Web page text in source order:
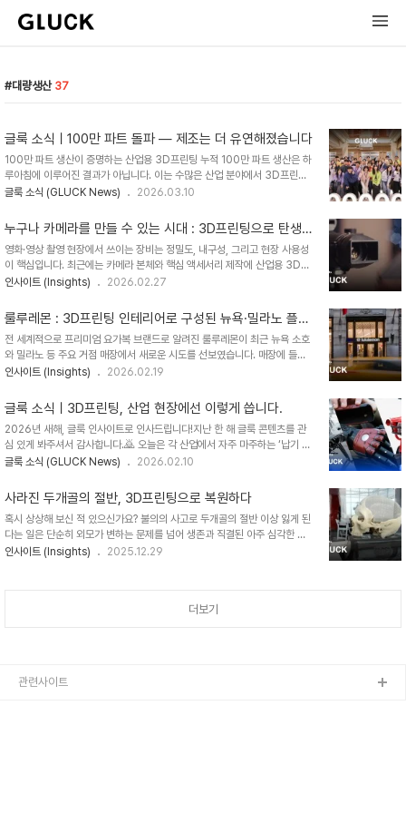
대량생산 37
글룩 소식ㅣ100만 파트 돌파 — 제조는 더 유연해졌습니다
100만 파트 생산이 증명하는 산업용 3D프린팅 누적 100만 파트 생산은 하
루아침에 이루어진 결과가 아닙니다. 이는 수많은 산업 분야에서 3D프린팅
의 품질, 납기, 비용 경쟁력을 인정받았다는 뜻입니다.[글룩(GLUCK) 누적
진 사용량: 84,000kg (84톤)※ 누적 생산 빌드: 약 13,000회이러한 누
적 수치는 단순한 생산량을 넘어, 글룩의 품질 안정성과 양산 역량을 직접적
으로 증명합니다.품질의 안정성100만 개의 파트를 생산하며 축적된 데이터
는 곧 품질을 보장합니다. 어떤 형상이든 최적의 공정 변수를 찾아내어, 사출
성형에 버금가는 표면 품질과 정밀도를 구현합니다. 검증된 양산 능력
글룩 소식 (GLUCK News) 2026.03.10
누구나 카메라를 만들 수 있는 시대 : 3D프린팅으로 탄생
한 필름 카메라 'Infidex'
영화·영상 촬영 현장에서 쓰이는 장비는 정밀도, 내구성, 그리고 현장 사용성
이 핵심입니다. 최근에는 카메라 본체와 핵심 액세서리 제작에 산업용 3D프
린팅을 적용해, 금형·가공 중심 공정이 가진 제약(비용, 리드타임, 소량 제작
만드는 방식을 넘어, 부품 통합을 통해 더 가볍고 단순한 구조를 구현할 수 있
기 때문입니다.누구나 제작 할 수 있는 3D프린팅 오픈소스 카메라 -
'Infidex'카메라 본체 전체를 3D프린팅으로 제작한 사례가 공개되었습니
다. 러시아의 사진작가 데니스 아미네프(Denis Aminev)가 개발한
'Infidex 176 V'는 35mm 필름을 사용하는 파노라마 카메라로, 설계 데
인사이트 (Insights) 2026.02.27
룰루레몬 : 3D프린팅 인테리어로 구성된 뉴욕·밀라노 플래
그십 매장
전 세계적으로 프리미엄 요가복 브랜드로 알려진 룰루레몬이 최근 뉴욕 소호
와 밀라노 등 주요 거점 매장에서 새로운 시도를 선보였습니다. 매장에 들어
서면 가장 먼저 보이는 천장과 벽면, 그리고 고객이 잠시 쉬어갈 수 있는 벤치
다. 단순한 화제성 이벤트는 아닙니다. 룰루레몬은 이러한 시도를 미래 매장
의 템플릿이라 말하며 전 세계 매장으로 확대 적용하고 있습니다. 왜 글로벌
패션 스포즈 브랜드가 전통적인 인테리어 방식 대신 산업용 3D프린팅이라
는 제조 기술을 선택했을까요? 룰루레몬의 3D프린팅 매장룰루레몬의 뉴욕
소호 플래그십 매장을 찾은 고객들은 옷만 보는 게 아니라, 매장 공간 자체에
인사이트 (Insights) 2026.02.19
글룩 소식ㅣ3D프린팅, 산업 현장에선 이렇게 씁니다.
2026년 새해, 글룩 인사이트로 인사드립니다!지난 한 해 글룩 콘텐츠를 관
심 있게 봐주셔서 감사합니다.🙇 오늘은 각 산업에서 자주 마주하는 ‘납기 단
축·재작업 감소·양산 전환’ 과제를3D프린팅으로 해결한 적용 방법을 모아 소
로봇 부품을 더 빠르고 유연하게 만들기 위한 SLA 프린팅 적용 포인트 확인
너무 많은 부품, 어떻게 제작하면 좋을까요? 부품 통합 설계를 통한 비용 절
감과 경량화, 내구성까지 개선하는 제조방식 소개 ..
글룩 소식 (GLUCK News) 2026.02.10
사라진 두개골의 절반, 3D프린팅으로 복원하다
혹시 상상해 보신 적 있으신가요? 불의의 사고로 두개골의 절반 이상 잃게 된
다는 일은 단순히 외모가 변하는 문제를 넘어 생존과 직결된 아주 심각한 문
제입니다. 뇌를 보호해 줄 단단한 방어막이 사라진 상태로 살아간다는 건 매
다. 과거의 기술로는 이 문제를 완벽하게 해결하기가 참 어려웠습니다. 사람
인사이트 (Insights) 2025.12.29
더보기
관련사이트